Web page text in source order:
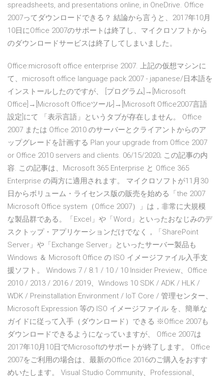
spreadsheets, and presentations online, in OneDrive. Office
2007ってダウンロードできる？ 結論から言うと、2017年10月
10日にOffice 2007のサポートは終了し、マイクロソフトから
のダウンロードサービスは終了してしまいました。
Office:microsoft office enterprise 2007. 上記の仮想マシンに
て、microsoft office language pack 2007 - japanese/日本語を
インストールしたのですが、 [プログラム]→[Microsoft
Office]→[Microsoft Officeツール]→[Microsoft Office2007言語
設定]にて 「表示言語」というタブが存在しません。 Office
2007 または Office 2010 のサーバーとクライアントからのア
ップグレードを計画する Plan your upgrade from Office 2007
or Office 2010 servers and clients. 06/15/2020; この記事の内
容. この記事は、Microsoft 365 Enterprise と Office 365
Enterprise の両方に適用されます。 マイクロソフトが11月30
日からボリューム・ライセンス版の販売を始める「the 2007
Microsoft Office system（Office 2007）」は，非常に大規模
な製品群である。「Excel」や「Word」といったおなじみのデ
スクトップ・アプリケーションだけでなく，「SharePoint
Server」や「Exchange Server」といったサーバー製品も
Windows ＆ Microsoft Office の ISO イメージファイル入手支
援ソフト。 Windows 7 / 8.1 / 10 / 10 Insider Preview、Office
2010 / 2013 / 2016 / 2019、Windows 10 SDK / ADK / HLK /
WDK / Preinstallation Environment / IoT Core / 管理センター、
Microsoft Expression 等の ISO イメージファイル を、簡単な
ガイドに従って入手（ダウンロード）できる ※Office 2007も
ダウンロードできるようになっていますが、 Office 2007は
2017年10月10日でMicrosoftのサポートが終了します。 Office
2007をご利用の場合は、最新のOffice 2016のご購入をおすす
めいたします。 Visual Studio Community、Professional、